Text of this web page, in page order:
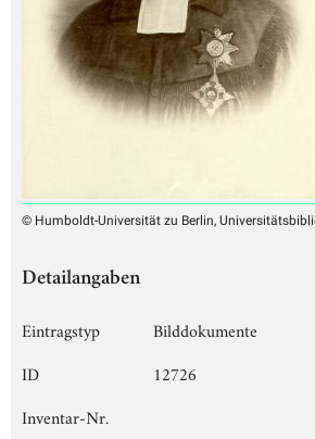
© Humboldt-Universität zu Berlin,
Detailangaben
Eintragstyp
Bilddokumente
ID
12726
Inventar-Nr.